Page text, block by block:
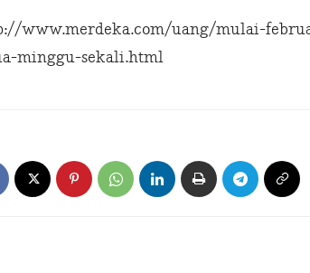
www.merdeka.com/uang/mulai-
minggu-sekali.html